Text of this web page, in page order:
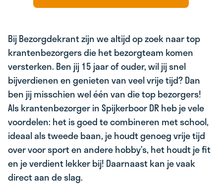
Bij Bezorgdekrant zijn we altijd op zoek naar top
krantenbezorgers die het bezorgteam komen
versterken. Ben jij 15 jaar of ouder, wil jij snel
bijverdienen en genieten van veel vrije tijd? Dan
ben jij misschien wel één van die top bezorgers!
Als krantenbezorger in Spijkerboor DR heb je vele
voordelen: het is goed te combineren met school,
ideaal als tweede baan, je houdt genoeg vrije tijd
over voor sport en andere hobby’s, het houdt je fit
en je verdient lekker bij! Daarnaast kan je vaak
direct aan de slag.